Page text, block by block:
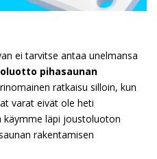
ei tarvitse antaa unelmansa
pihasaunan
ratkaisu silloin, kun
varat eivät ole heti
käymme läpi joustoluoton
rakentamisen